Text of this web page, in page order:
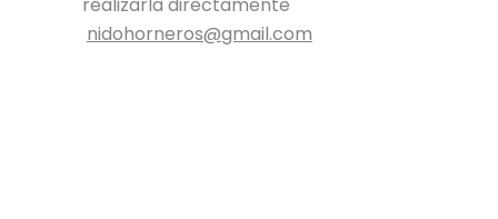
nidohorneros@gmail.com